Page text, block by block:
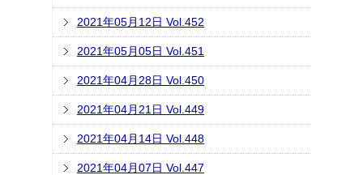
2021年05月12日 Vol.452
2021年05月05日 Vol.451
2021年04月28日 Vol.450
2021年04月21日 Vol.449
2021年04月14日 Vol.448
2021年04月07日 Vol.447